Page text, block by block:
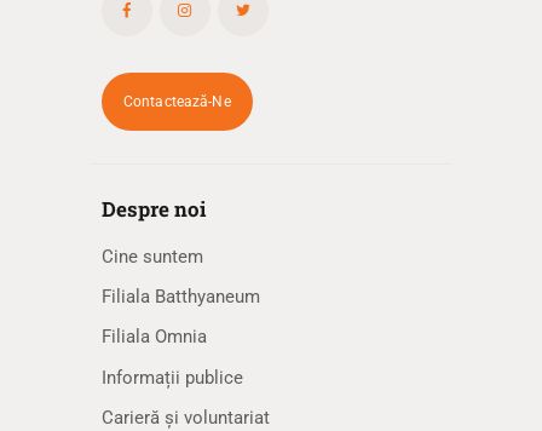
Contactează-Ne
Despre noi
Cine suntem
Filiala Batthyaneum
Filiala Omnia
Informații publice
Carieră și voluntariat